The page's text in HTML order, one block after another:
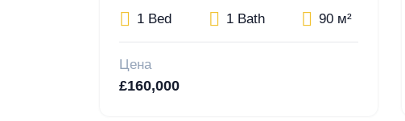
1 Bed 1 Bath 90 м²
Цена
£160,000